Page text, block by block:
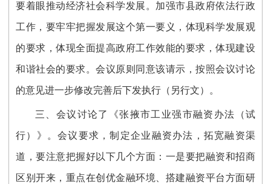
要着眼推动经济社会科学发展。加强市县政府依法行政
工作，要牢牢把握发展这个第一要义，体现科学发展观
的要求，体现全面提高政府工作效能的要求，体现建设
和谐社会的要求。会议原则同意该请示，按照会议讨论
的意见进一步修改完善后下发执行（另行文）。
三、会议讨论了《张掖市工业强市融资办法（试
行）》。会议要求，制定企业融资办法，拓宽融资渠
道，要注意把握好以下几个方面：一是要把融资和招商
区别开来，重点在创优金融环境、搭建融资平台方面研